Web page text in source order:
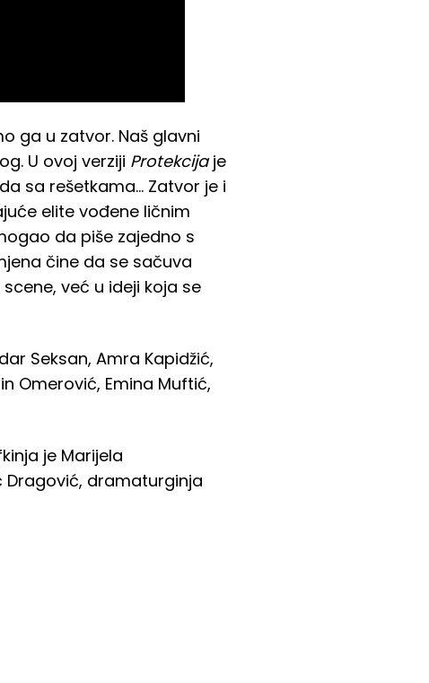
ga u zatvor. Naš glavni
U ovoj verziji Protekcijaje
sa rešetkama... Zatvor je i
elite vođene ličnim
da piše zajedno s
čine da se sačuva
već u ideji koja se
Seksan, Amra Kapidžić,
Omerović, Emina Muftić,
je Marijela
Dragović, dramaturginja